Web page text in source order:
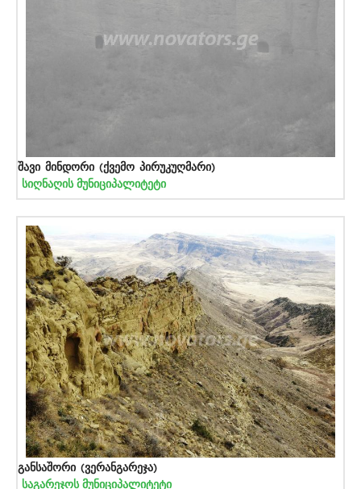
შავი მინდორი (ქვემო პირუკუღმარი)
სიღნაღის მუნიციპალიტეტი
განსაშორი (ვერანგარეჯა)
საგარეჯოს მუნიციპალიტეტი